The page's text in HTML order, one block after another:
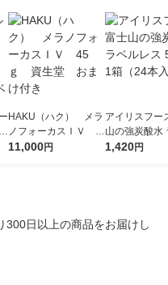
HAKU（ハク） メラ
ノフォーカスＩＶ 4
5ｇ 資生堂 おまけ
11,000円
アイリスフー
山の強炭酸水
レス 500ml 1
1,420円
300日以上の商品をお届けし